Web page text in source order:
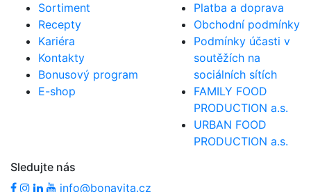
Sortiment
Recepty
Kariéra
Kontakty
Bonusový program
E-shop
Platba a doprava
Obchodní podmínky
Podmínky účasti v
soutěžích na
sociálních sítích
FAMILY FOOD
PRODUCTION a.s.
URBAN FOOD
PRODUCTION a.s.
Sledujte nás
info@bonavita.cz